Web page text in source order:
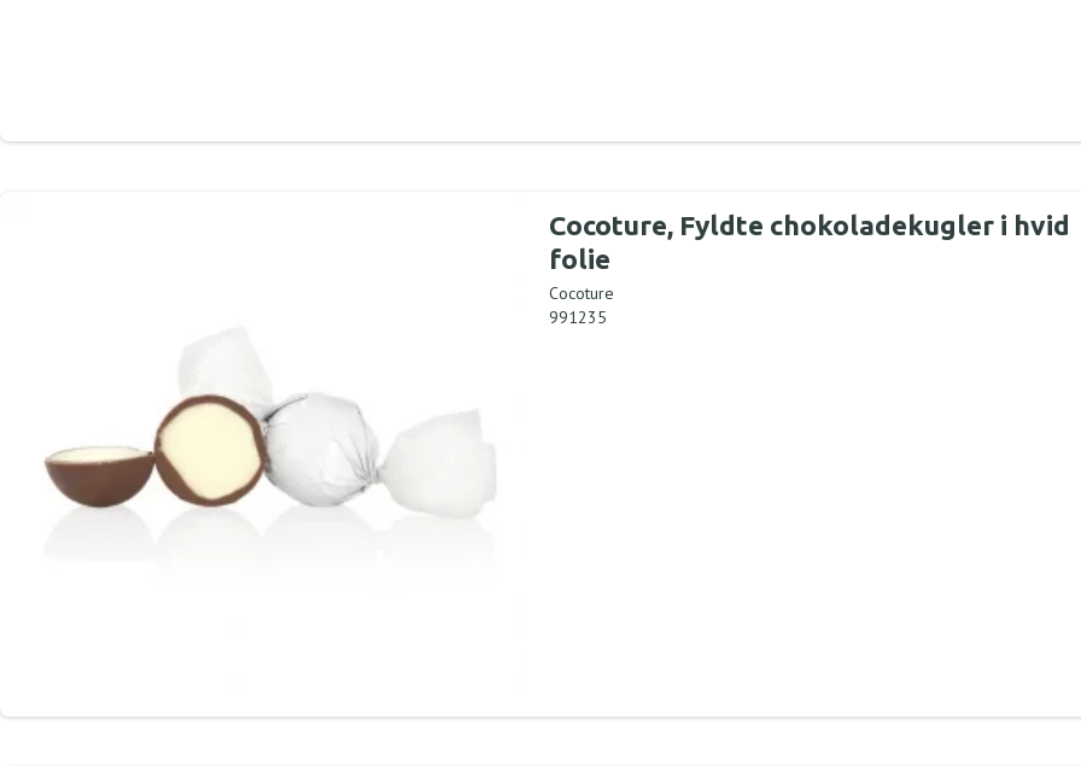
Cocoture, Fyldte chokoladekugler i hvid
folie
Cocoture
991235